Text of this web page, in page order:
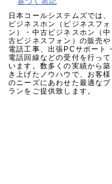
日本コールシステムズでは、
ビジネスホン（ビジネスフォ
ン）・中古ビジネスホン（中
古ビジネスフォン）の販売や
電話工事、出張PCサポート・
電話回線などの受付を行って
います。数多くの実績から築
き上げたノウハウで、お客様
のニーズにあわせた最適なプ
ランをご提供致します。